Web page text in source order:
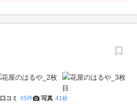
口コミ 45件 写真 41枚